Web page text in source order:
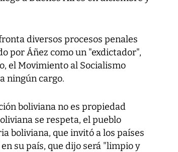
diversos procesos penales
por Áñez como un "exdictador",
el Movimiento al Socialismo
ningún cargo.
boliviana no es propiedad
se respeta, el pueblo
boliviana, que invitó a los países
su país, que dijo será "limpio y